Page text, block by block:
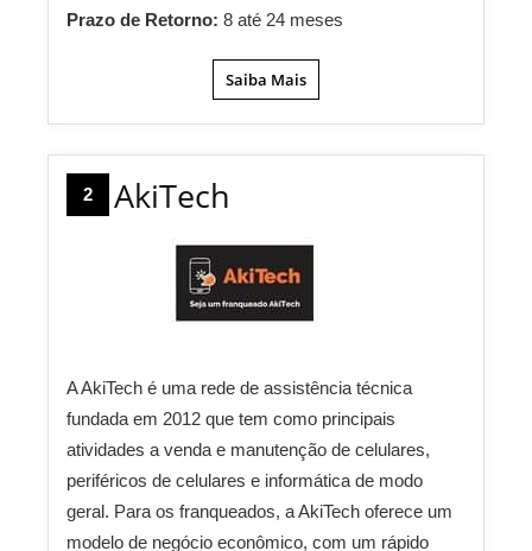
Prazo de Retorno: 8 até 24 meses
Saiba Mais
2 AkiTech
A AkiTech é uma rede de assistência técnica
fundada em 2012 que tem como principais
atividades a venda e manutenção de celulares,
periféricos de celulares e informática de modo
geral. Para os franqueados, a AkiTech oferece um
modelo de negócio econômico, com um rápido